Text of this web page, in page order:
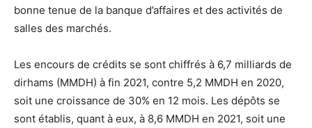
bonne tenue de la banque d’affaires et des activités de
salles des marchés.
Les encours de crédits se sont chiffrés à 6,7 milliards de
dirhams (MMDH) à fin 2021, contre 5,2 MMDH en 2020,
soit une croissance de 30% en 12 mois. Les dépôts se
sont établis, quant à eux, à 8,6 MMDH en 2021, soit une